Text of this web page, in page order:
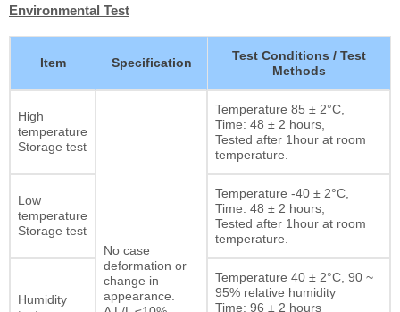
Environmental Test
Item Specification
Test Conditions / Test
Methods
High
temperature
Storage test
No case
deformation or
change in
appearance.
Temperature 85 ± 2°C,
Time: 48 ± 2 hours,
Tested after 1hour at room
temperature.
Low
temperature
Storage test
Temperature -40 ± 2°C,
Time: 48 ± 2 hours,
Tested after 1hour at room
temperature.
Humidity
Temperature 40 ± 2°C, 90 ~
95% relative humidity
Time: 96 ± 2 hours